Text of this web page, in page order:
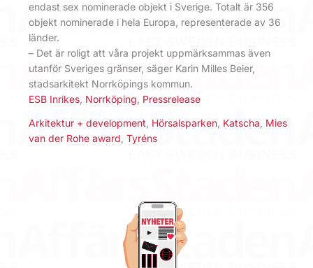
endast sex nominerade objekt i Sverige. Totalt är 356
objekt nominerade i hela Europa, representerade av 36
länder.
– Det är roligt att våra projekt uppmärksammas även
utanför Sveriges gränser, säger Karin Milles Beier,
stadsarkitekt Norrköpings kommun.
ESB Inrikes Norrköping Pressrelease
Arkitektur + development Hörsalsparken Katscha Mies
van der Rohe award Tyréns